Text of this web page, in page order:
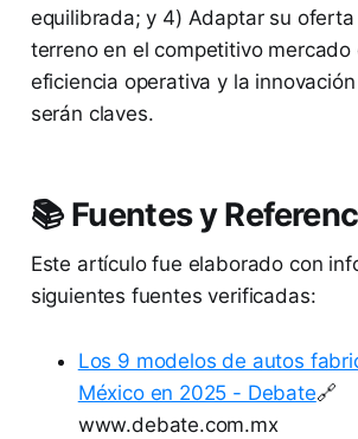
equilibrada; y 4) Adaptar su
terreno en el competitivo mercado
eficiencia operativa y la
serán claves.
📚 Fuentes y
Este artículo fue elaborado con
siguientes fuentes verificadas:
Los 9 modelos de autos
México en 2025 - Debate🔗
www.debate.com.mx